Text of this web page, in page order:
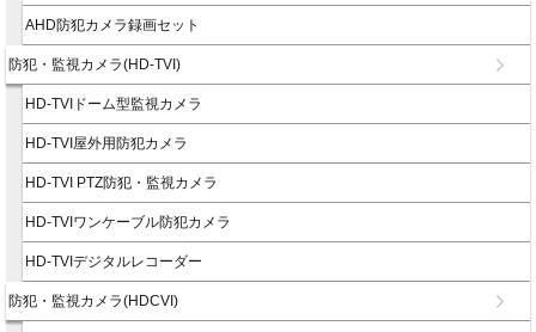
AHD防犯カメラ録画セット
防犯・監視カメラ(HD-TVI)
HD-TVIドーム型監視カメラ
HD-TVI屋外用防犯カメラ
HD-TVI PTZ防犯・監視カメラ
HD-TVIワンケーブル防犯カメラ
HD-TVIデジタルレコーダー
防犯・監視カメラ(HDCVI)